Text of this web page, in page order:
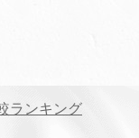
ランキング